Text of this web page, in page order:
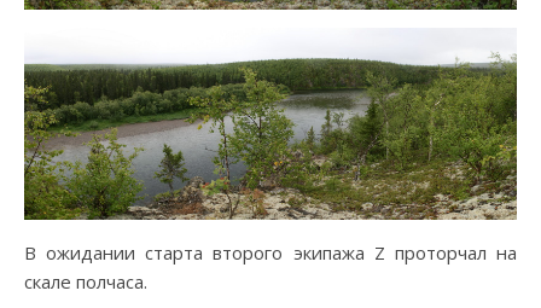
В ожидании старта второго экипажа Z проторчал на
скале полчаса.